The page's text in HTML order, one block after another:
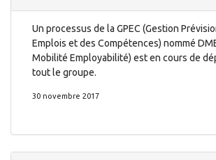
Un processus de la GPEC (Gestion
Emplois et des Compétences) nommé
Mobilité Employabilité) est en cours de
tout le groupe.
30 novembre 2017